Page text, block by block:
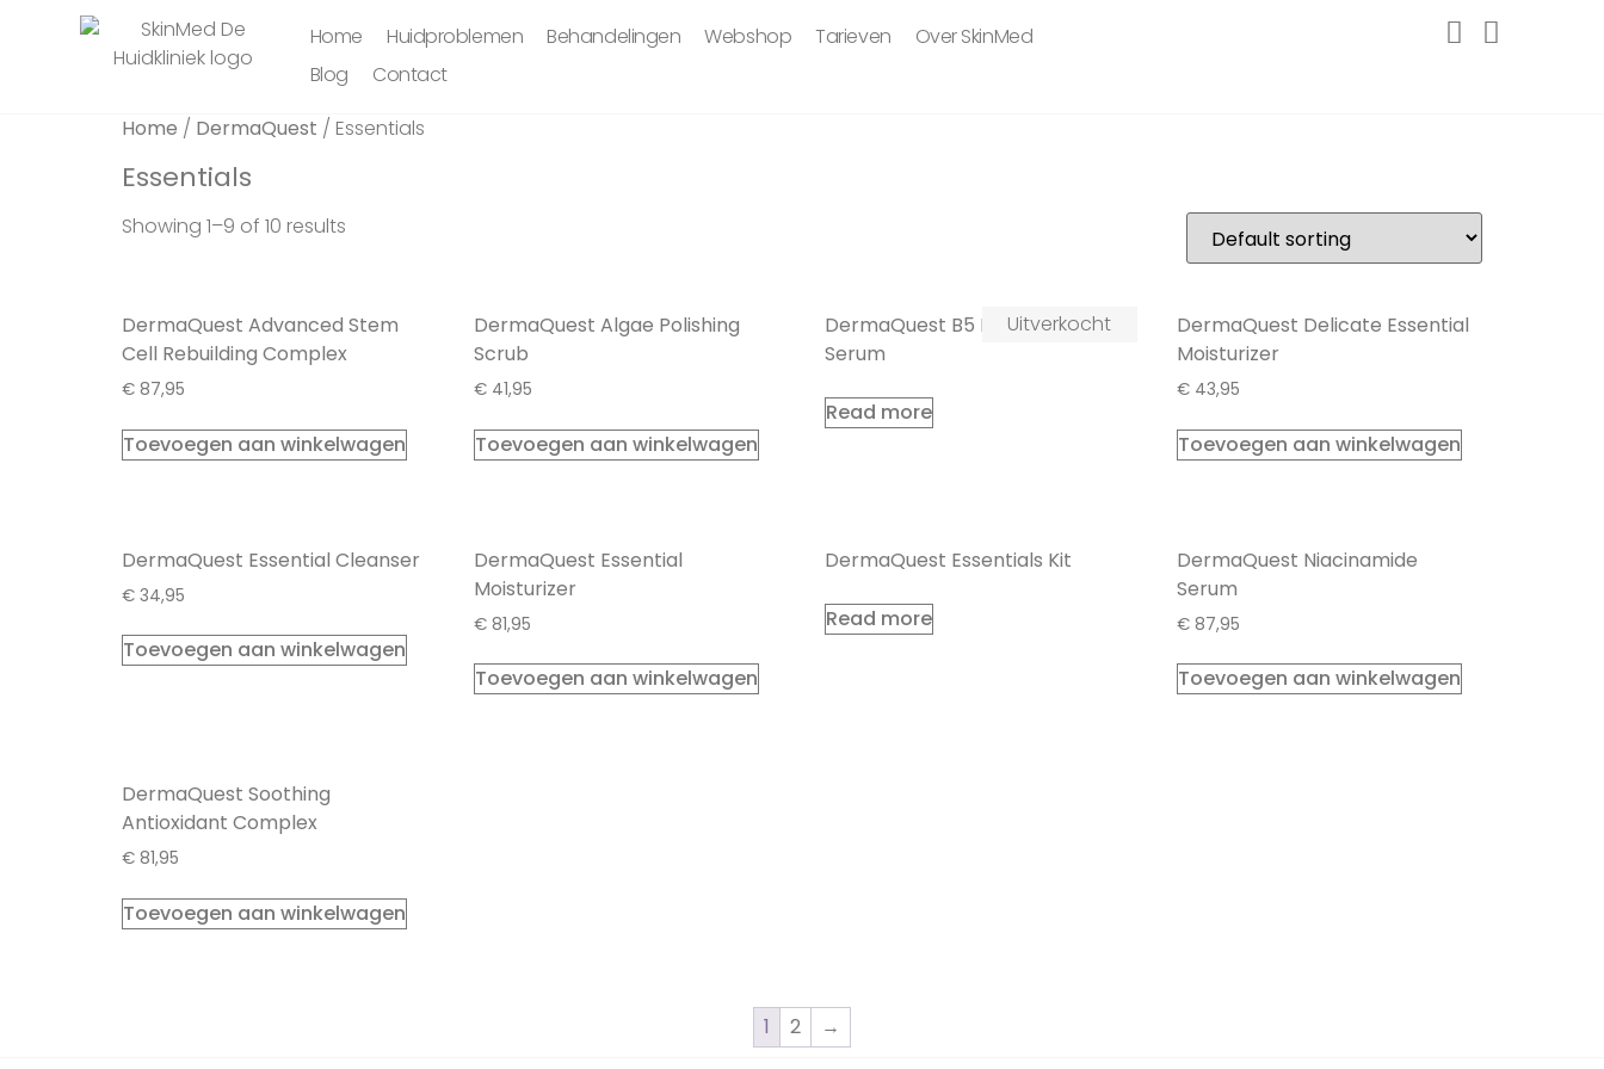
Home Huidproblemen Behandelingen Webshop Tarieven
Over SkinMed
Blog
Contact
Home / DermaQuest / Essentials
Essentials
Showing 1–9 of 10 results
DermaQuest Advanced Stem
Cell Rebuilding Complex
€ 87,95
Toevoegen aan winkelwagen
DermaQuest Algae Polishing
Scrub
€41,95
Toevoegen aan winkelwagen
Uitverkocht
DermaQuest B5 Hydrating
Serum
Read more
DermaQuest Delicate Essential
Moisturizer
€ 43,95
Toevoegen aan winkelwagen
DermaQuest Essential Cleanser
€ 34,95
Toevoegen aan winkelwagen
DermaQuest Essential
Moisturizer
€81,95
Toevoegen aan winkelwagen
DermaQuest Essentials Kit
Read more
DermaQuest Niacinamide
Serum
€ 87,95
Toevoegen aan winkelwagen
DermaQuest Soothing
Antioxidant Complex
€ 81,95
Toevoegen aan winkelwagen
1 2 →